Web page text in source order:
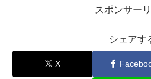
スポンサー
シェアす
X